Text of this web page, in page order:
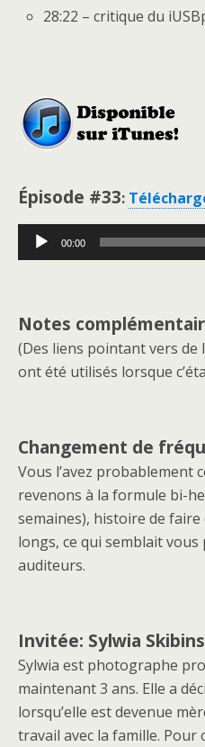
28:22 – critique du
Épisode #33:
Lecteur
audio
00:00
Notes
(Des liens pointant vers de
ont été utilisés lorsque
Changement de
Vous l’avez probablement
revenons à la formule bi-
semaines), histoire de
longs, ce qui semblait
auditeurs.
Invitée: Sylwia
Sylwia est photographe
maintenant 3 ans. Elle a
lorsqu’elle est devenue
travail avec la famille. Pour